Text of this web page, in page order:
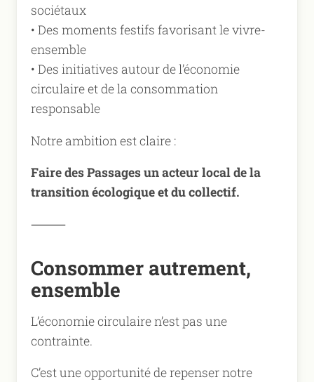
sociétaux
• Des moments festifs favorisant le vivre-
ensemble
• Des initiatives autour de l’économie
circulaire et de la consommation
responsable
Notre ambition est claire :
Faire des Passages un acteur local de la
transition écologique et du collectif.
⸻
Consommer autrement,
ensemble
L’économie circulaire n’est pas une
contrainte.
C’est une opportunité de repenser notre